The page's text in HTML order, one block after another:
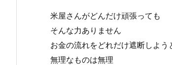
米屋さんがどんだけ頑張っても
そんな力ありません
お金の流れをどれだけ遮断しよう
無理なものは無理